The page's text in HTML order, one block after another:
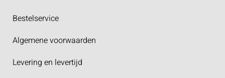
Bestelservice
Algemene voorwaarden
Levering en levertijd